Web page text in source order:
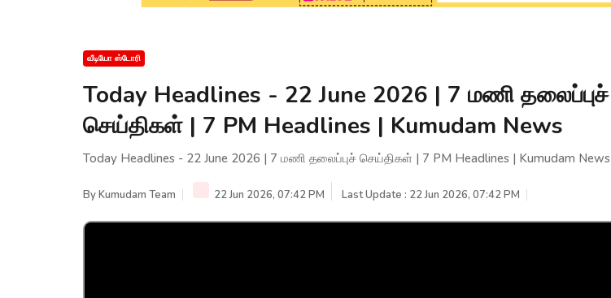
வீடியோ ஸ்டோரி
Today Headlines - 22 June 2026 | 7 மணி தலைப்புச்
செய்திகள் | 7 PM Headlines | Kumudam News
Today Headlines - 22 June 2026 | 7 மணி தலைப்புச் செய்திகள் | 7 PM Headlines | Kumudam News
ByKumudam Team 22 Jun 2026, 07:42 PM Last Update : 22 Jun 2026, 07:42 PM